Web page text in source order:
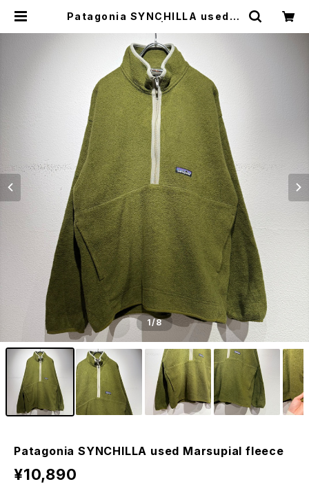
Patagonia SYNCHILLA used M
E
1/8
Patagonia SYNCHILLA used Marsupial fleece
¥10,890